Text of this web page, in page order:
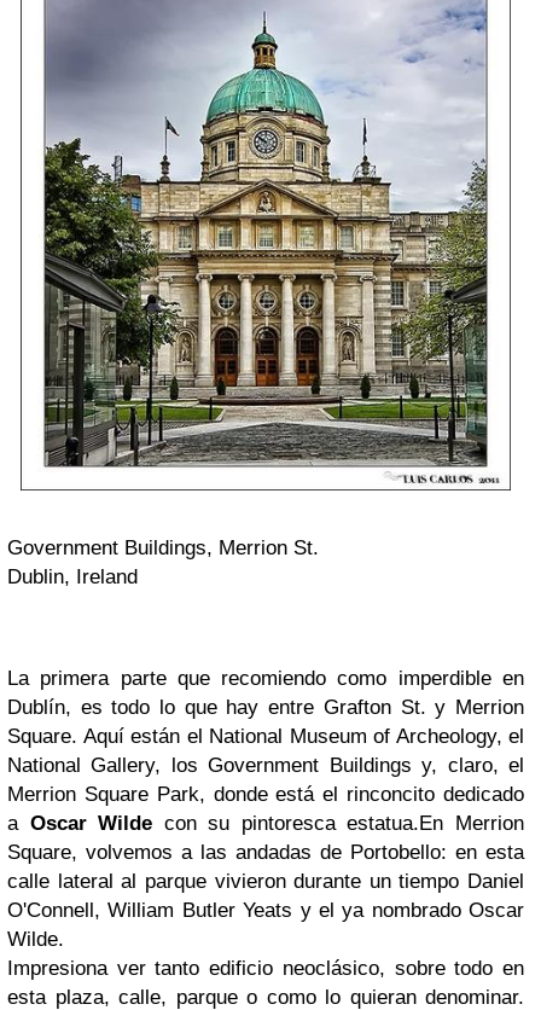
Government Buildings, Merrion St.
Dublin, Ireland
La primera parte que recomiendo como imperdible en
Dublín, es todo lo que hay entre Grafton St. y Merrion
Square. Aquí están el National Museum of Archeology, el
National Gallery, los Government Buildings y, claro, el
Merrion Square Park, donde está el rinconcito dedicado
a Oscar Wilde con su pintoresca estatua.En Merrion
Square, volvemos a las andadas de Portobello: en esta
calle lateral al parque vivieron durante un tiempo Daniel
O'Connell, William Butler Yeats y el ya nombrado Oscar
Wilde.
Impresiona ver tanto edificio neoclásico, sobre todo en
esta plaza, calle, parque o como lo quieran denominar.